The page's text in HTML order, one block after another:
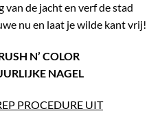
de jacht en verf de stad
nu en laat je wilde kant vrij!
N’ COLOR
NAGEL
PROCEDURE UIT